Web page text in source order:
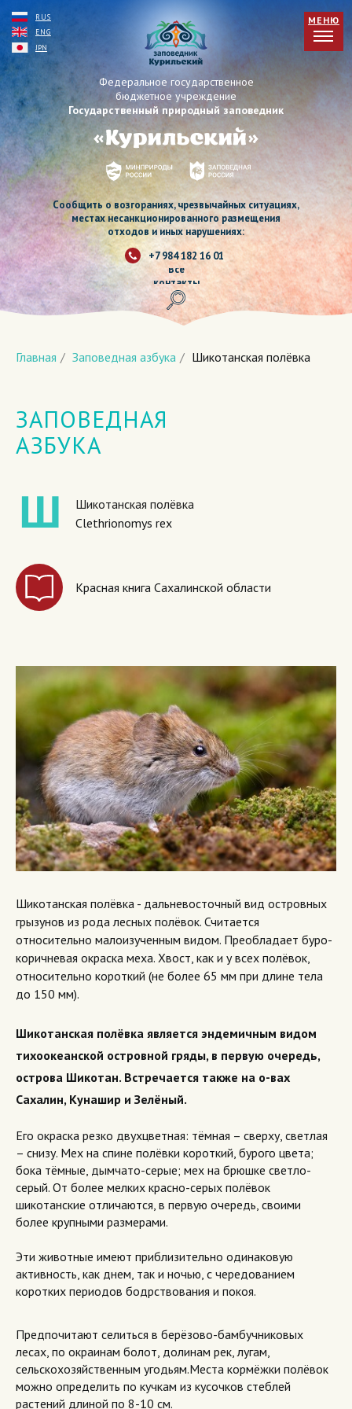
Федеральное государственное
RUS
ENG
JPN
Все
контакты
Сообщить о возгораниях, чрезвычайных ситуациях,
местах несанкционированного размещения
отходов и иных нарушениях:
+7 984 182 16 01
бюджетное учреждение
Государственный природный заповедник
МЕНЮ
Главная / Заповедная азбука / Шикотанская полёвка
ЗАПОВЕДНАЯ
АЗБУКА
Шикотанская полёвка
Clethrionomys rex
Красная книга Сахалинской области
Шикотанская полёвка - дальневосточный вид островных
грызунов из рода лесных полёвок. Считается
относительно малоизученным видом. Преобладает буро-
коричневая окраска меха. Хвост, как и у всех полёвок,
относительно короткий (не более 65 мм при длине тела
до 150 мм).
Шикотанская полёвка является эндемичным видом
тихоокеанской островной гряды, в первую очередь,
острова Шикотан. Встречается также на о-вах
Сахалин, Кунашир и Зелёный.
Его окраска резко двухцветная: тёмная – сверху, светлая
– снизу. Мех на спине полёвки короткий, бурого цвета;
бока тёмные, дымчато-серые; мех на брюшке светло-
серый. От более мелких красно-серых полёвок
шикотанские отличаются, в первую очередь, своими
более крупными размерами.
Эти животные имеют приблизительно одинаковую
активность, как днем, так и ночью, с чередованием
коротких периодов бодрствования и покоя.
Предпочитают селиться в берёзово-бамбучниковых
лесах, по окраинам болот, долинам рек, лугам,
сельскохозяйственным угодьям.Места кормёжки полёвок
можно определить по кучкам из кусочков стеблей
растений длиной по 8-10 см.